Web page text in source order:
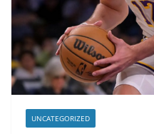
UNCATEGORIZED